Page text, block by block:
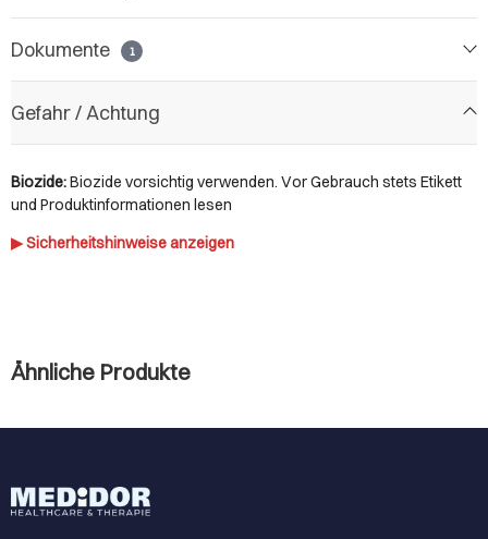
Dokumente 1
Gefahr / Achtung
Biozide:Biozide vorsichtig verwenden. Vor Gebrauch stets Etikett
und Produktinformationen lesen
▶ Sicherheitshinweise anzeigen
Ähnliche Produkte